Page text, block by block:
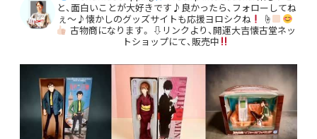
と、面白いことが大好きです♪良かったら、フォローしてね
ぇ〜♪懐かしのグッズサイトも応援ヨロシクね
☝
古物商になります。 ⇩リンクより、開運大吉懐古堂ネッ
トショップにて、販売中